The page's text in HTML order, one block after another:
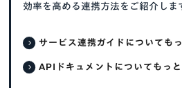
効率を高める連携方法をご紹介しま
サービス連携ガイドについても
APIドキュメントについてもっと